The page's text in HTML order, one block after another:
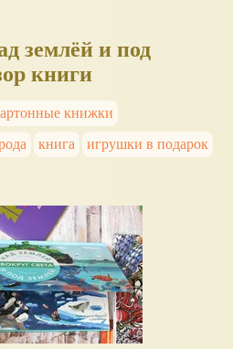
землёй и под
книги
книжки
книга
игрушки в подарок